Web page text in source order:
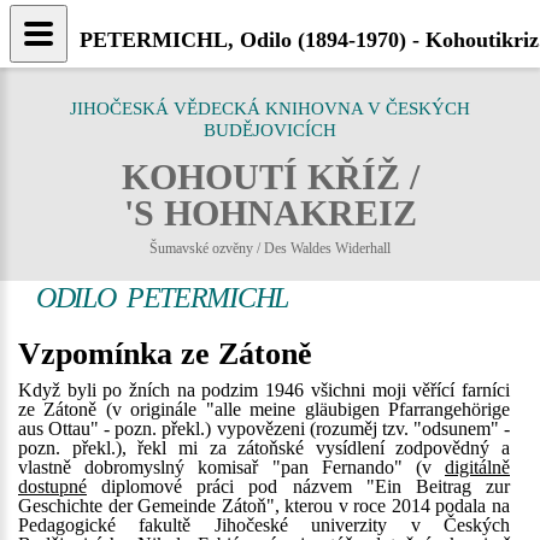
JIHOČESKÁ VĚDECKÁ KNIHOVNA V ČESKÝCH
BUDĚJOVICÍCH
KOHOUTÍ KŘÍŽ /
'S HOHNAKREIZ
Šumavské ozvěny / Des Waldes Widerhall
ODILO PETERMICHL
Vzpomínka ze Zátoně
Když byli po žních na podzim 1946 všichni moji věřící farníci
ze Zátoně (v originále "alle meine gläubigen Pfarrangehörige
aus Ottau" - pozn. překl.) vypovězeni (rozuměj tzv. "odsunem" -
pozn. překl.), řekl mi za zátoňské vysídlení zodpovědný a
vlastně dobromyslný komisař "pan Fernando" (v digitálně
dostupné diplomové práci pod názvem "Ein Beitrag zur
Geschichte der Gemeinde Zátoň", kterou v roce 2014 podala na
Pedagogické fakultě Jihočeské univerzity v Českých
PETERMICHL, Odilo (1894-1970) -